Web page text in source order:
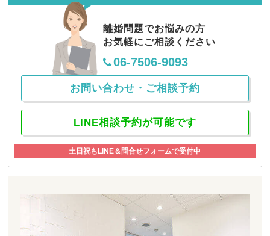
2024.07.11 お客様の声
お客様の声（４３５）【大阪府在住、初
離婚問題でお悩みの方
お気軽にご相談ください
06-7506-9093
お問い合わせ・ご相談予約
LINE相談予約が可能です
土日祝もLINE＆問合せフォームで受付中